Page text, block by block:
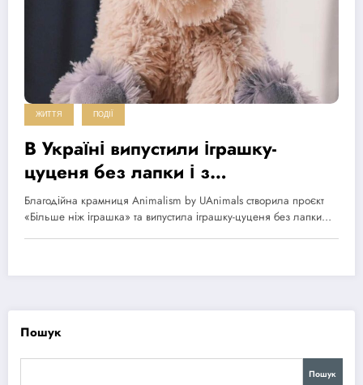
ЖИТТЯ ПОДІЇ
В Україні випустили іграшку-
цуценя без лапки і з
пошкодженим вухом (фото)
Благодійна крамниця Animalism by UAnimals створила проєкт
«Більше ніж іграшка» та випустила іграшку-цуценя без лапки…
Пошук
Пошук